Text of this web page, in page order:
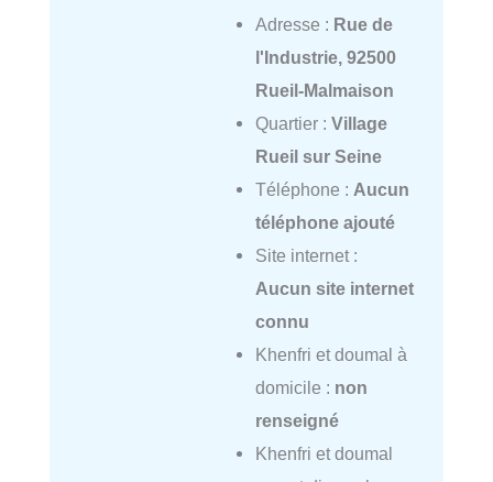
Adresse : Rue de
l'Industrie, 92500
Rueil-Malmaison
Quartier : Village
Rueil sur Seine
Téléphone : Aucun
téléphone ajouté
Site internet :
Aucun site internet
connu
Khenfri et doumal à
domicile : non
renseigné
Khenfri et doumal